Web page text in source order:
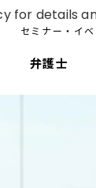
セミナー・イベ
弁護士
for details